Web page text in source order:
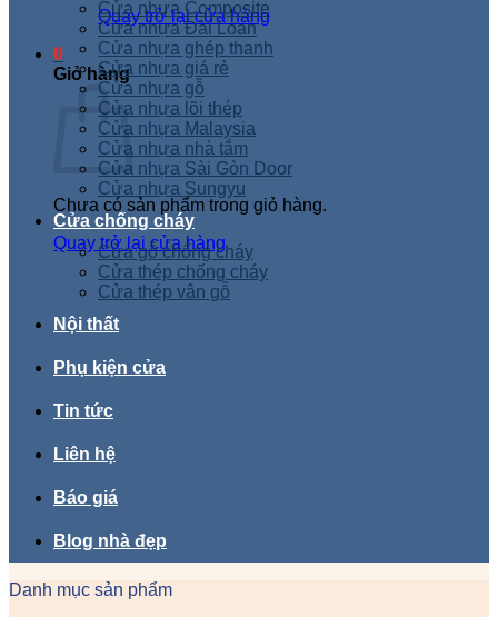
Quay trở lại cửa hàng
0
Giỏ hàng
Chưa có sản phẩm trong giỏ hàng.
Quay trở lại cửa hàng
Cửa nhựa Composite
Cửa nhựa Đài Loan
Cửa nhựa ghép thanh
Cửa nhựa giá rẻ
Cửa nhựa gỗ
Cửa nhựa lõi thép
Cửa nhựa Malaysia
Cửa nhựa nhà tắm
Cửa nhựa Sài Gòn Door
Cửa nhựa Sungyu
Cửa chống cháy
Cửa gỗ chống cháy
Cửa thép chống cháy
Cửa thép vân gỗ
Nội thất
Phụ kiện cửa
Tin tức
Liên hệ
Báo giá
Blog nhà đẹp
Danh mục sản phẩm